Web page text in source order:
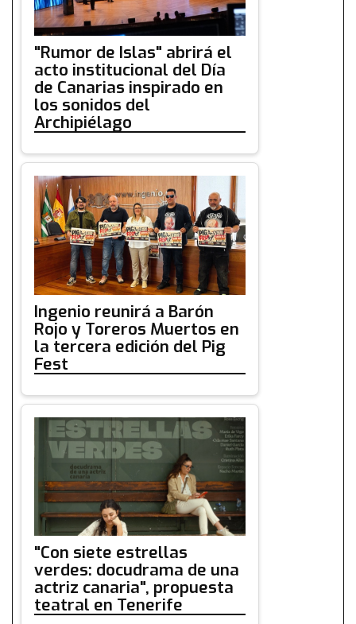
"Rumor de Islas" abrirá el
acto institucional del Día
de Canarias inspirado en
los sonidos del
Archipiélago
Ingenio reunirá a Barón
Rojo y Toreros Muertos en
la tercera edición del Pig
Fest
"Con siete estrellas
verdes: docudrama de una
actriz canaria", propuesta
teatral en Tenerife